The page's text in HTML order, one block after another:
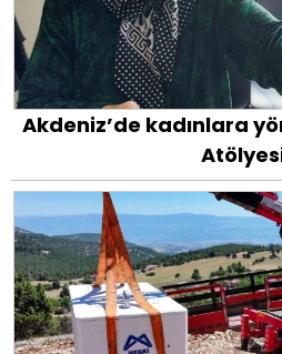
Akdeniz’de kadınlara